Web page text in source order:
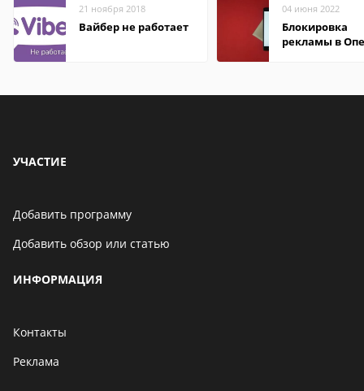
21 ноября 2018
Вайбер не работает
04 июня 2022
Блокировка
рекламы в
УЧАСТИЕ
Добавить программу
Добавить обзор или статью
ИНФОРМАЦИЯ
Контакты
Реклама